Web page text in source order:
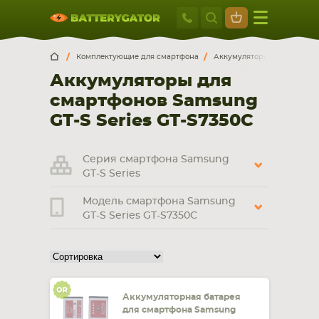
Москва
+7 495 414
Москва
г. Москва, ул. Ткацкая, 5с3 (м. Семеновская)
5 мин. ходьбы от ст.м. “Семеновская”
+7 495 414 28 59
9:00-21:00
смартфона, планшета
Комплектующие для смартфона Аккумуляторы для
Аккумуляторы для
смартфонов Samsung
GT-S Series GT-S7350C
Серия смартфона Samsung
GT-S Series
Модель смартфона Samsung
GT-S Series GT-S7350C
Аккумуляторная батарея
для смартфона Samsung